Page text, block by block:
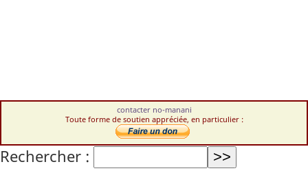
contacter no-manani
Toute forme de soutien appréciée, en particulier :
Rechercher :